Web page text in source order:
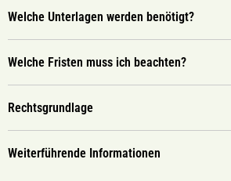
Welche Unterlagen werden benötigt?
Welche Fristen muss ich beachten?
Rechtsgrundlage
Weiterführende Informationen